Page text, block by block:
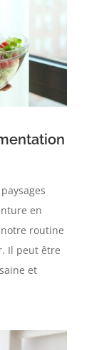
en
routine
Il peut être
et